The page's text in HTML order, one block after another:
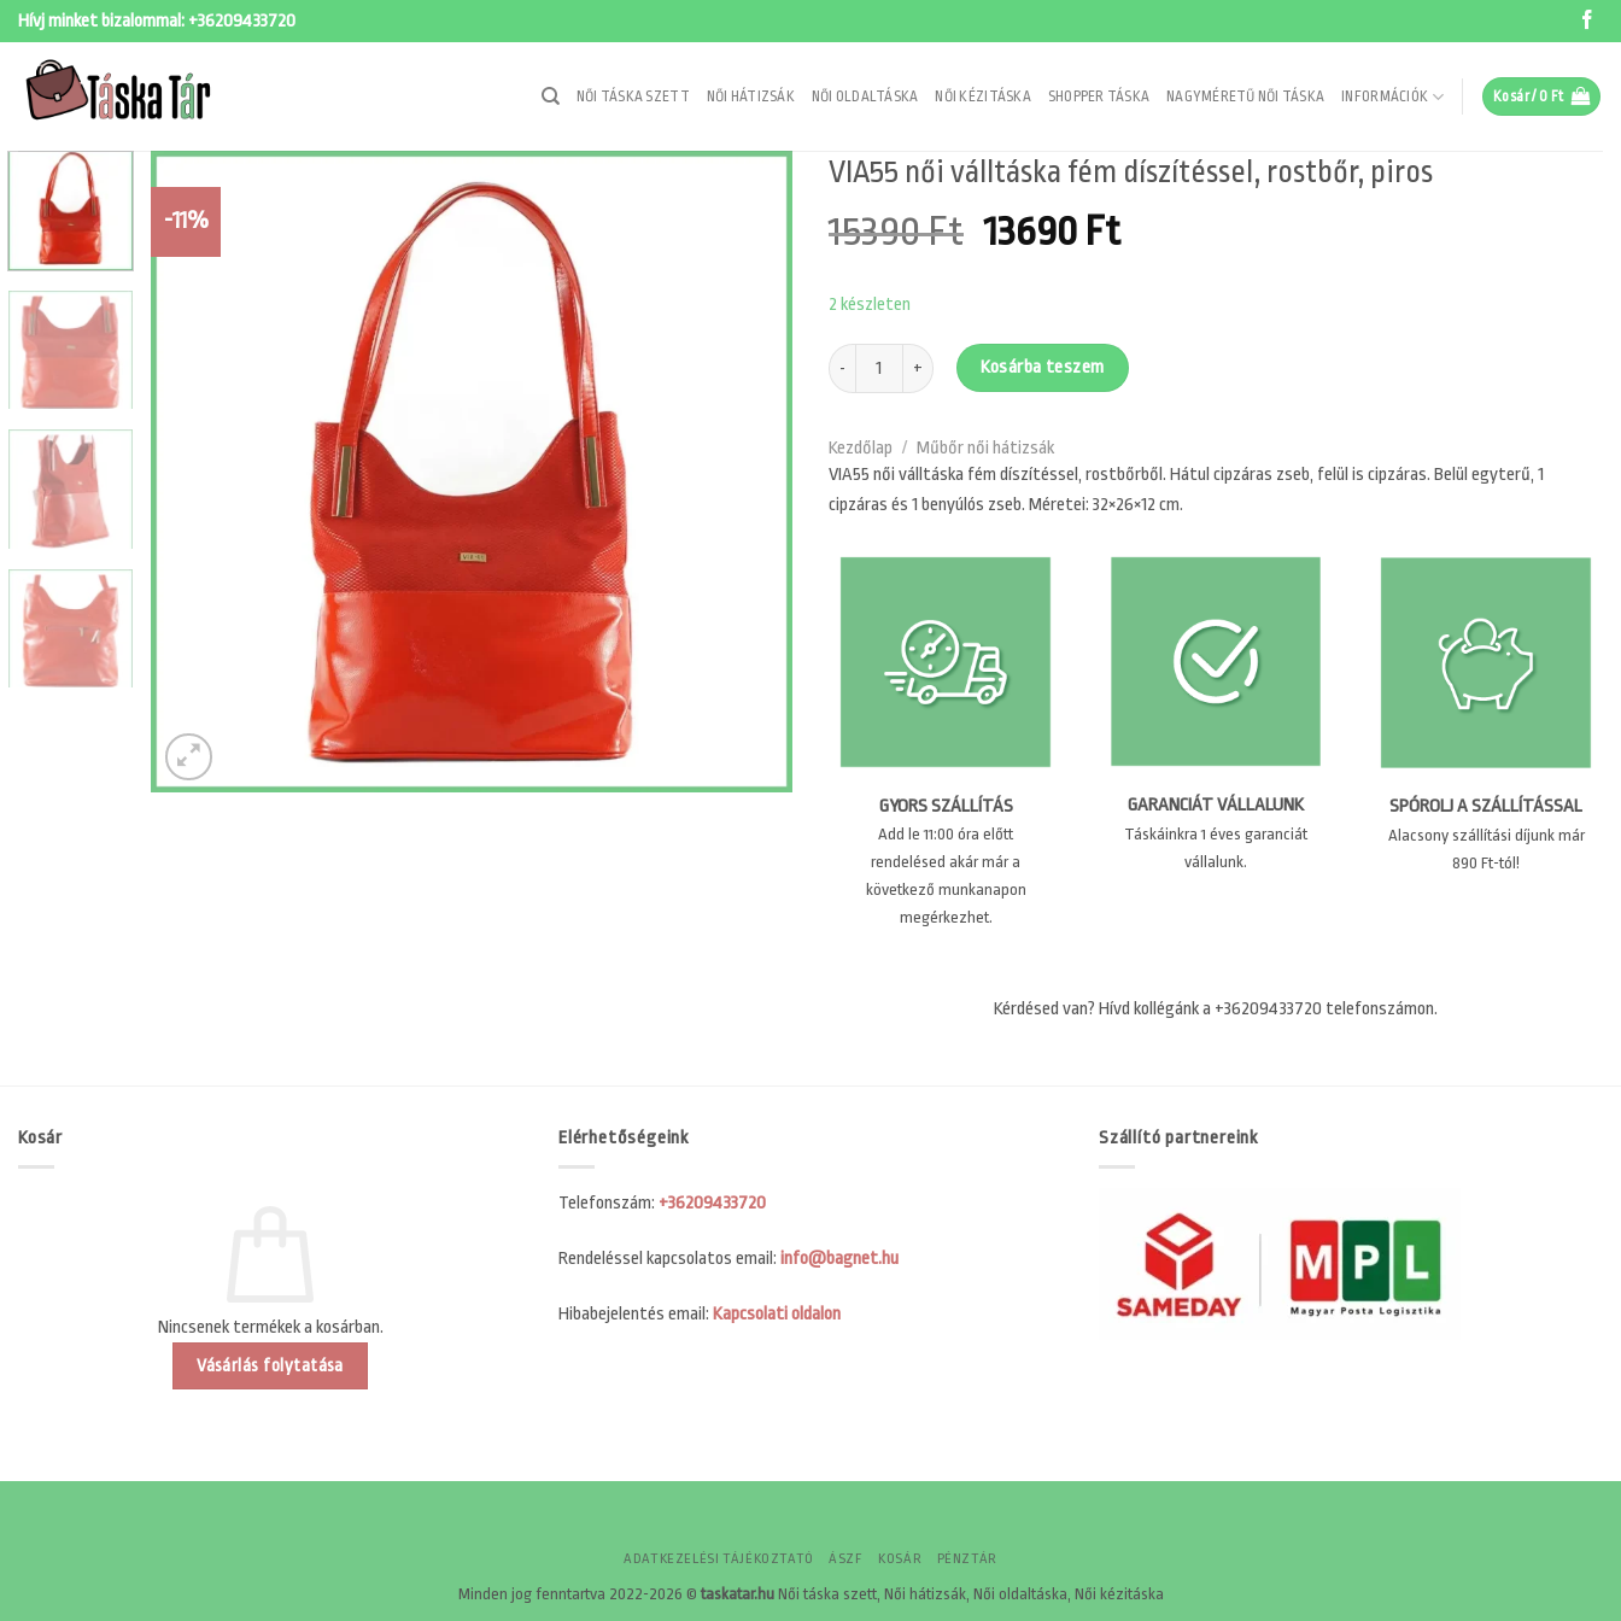
Skip
to
content
Hívj minket bizalommal: +36209433720
NŐI TÁSKA SZETT NŐI HÁTIZSÁK NŐI OLDALTÁSKA NŐI KÉZITÁSKA SHOPPER TÁSKA NAGYMÉRETŰ NŐI TÁSKA INFORMÁCIÓK Kosár / 0 Ft
-11%
VIA55 női válltáska fém díszítéssel, rostbőr, piros
15390Ft Original
15390 Ft.
13690 FtCurrent
13690 Ft.
2 készleten
VIA55 női válltáska fém díszítéssel, rostbőr, piros mennyiség
Kosárba teszem
Kezdőlap / Műbőr női hátizsák
VIA55 női válltáska fém díszítéssel, rostbőrből. Hátul cipzáras zseb, felül is cipzáras. Belül egyterű, 1
cipzáras és 1 benyúlós zseb. Méretei: 32×26×12 cm.
GYORS SZÁLLÍTÁS
Add le 11:00 óra előtt
rendelésed akár már a
következő munkanapon
megérkezhet.
GARANCIÁT VÁLLALUNK
Táskáinkra 1 éves garanciát
vállalunk.
SPÓROLJ A SZÁLLÍTÁSSAL
Alacsony szállítási díjunk már
890 Ft-tól!
Kérdésed van? Hívd kollégánk a +36209433720 telefonszámon.
Kosár
Nincsenek termékek a kosárban.
Vásárlás folytatása
Elérhetőségeink
Telefonszám: +36209433720
Rendeléssel kapcsolatos email: info@bagnet.hu
Hibabejelentés email: Kapcsolati oldalon
Szállító partnereink
ADATKEZELÉSI TÁJÉKOZTATÓ ÁSZF KOSÁR PÉNZTÁR
Minden jog fenntartva 2022-2026 ©taskatar.huNői táska szett, Női hátizsák, Női oldaltáska, Női kézitáska